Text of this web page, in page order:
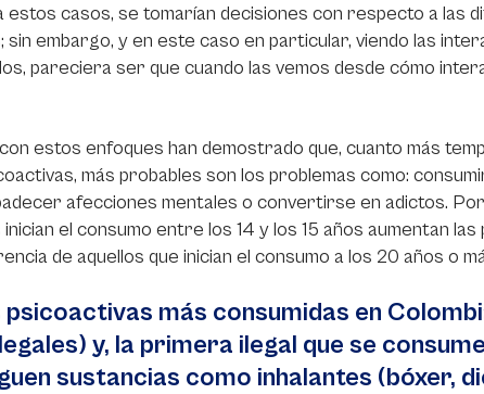
estos casos, se tomarían decisiones con respecto a las
sin embargo, y en este caso en particular, viendo las
pareciera ser que cuando las vemos desde cómo
estos enfoques han demostrado que, cuanto más
más probables son los problemas como:
afecciones mentales o convertirse en adictos.
el consumo entre los 14 y los 15 años aumentan
de aquellos que inician el consumo a los 20 años o
más consumidas en
y, la primera ilegal que se
sustancias como inhalantes (bóxer,